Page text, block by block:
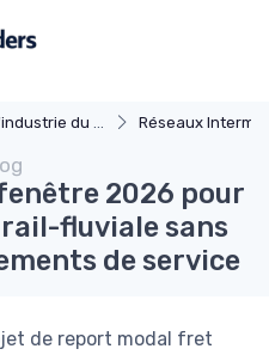
du fret Réseaux
2026 pour
fluviale sans
de service
de report modal fret